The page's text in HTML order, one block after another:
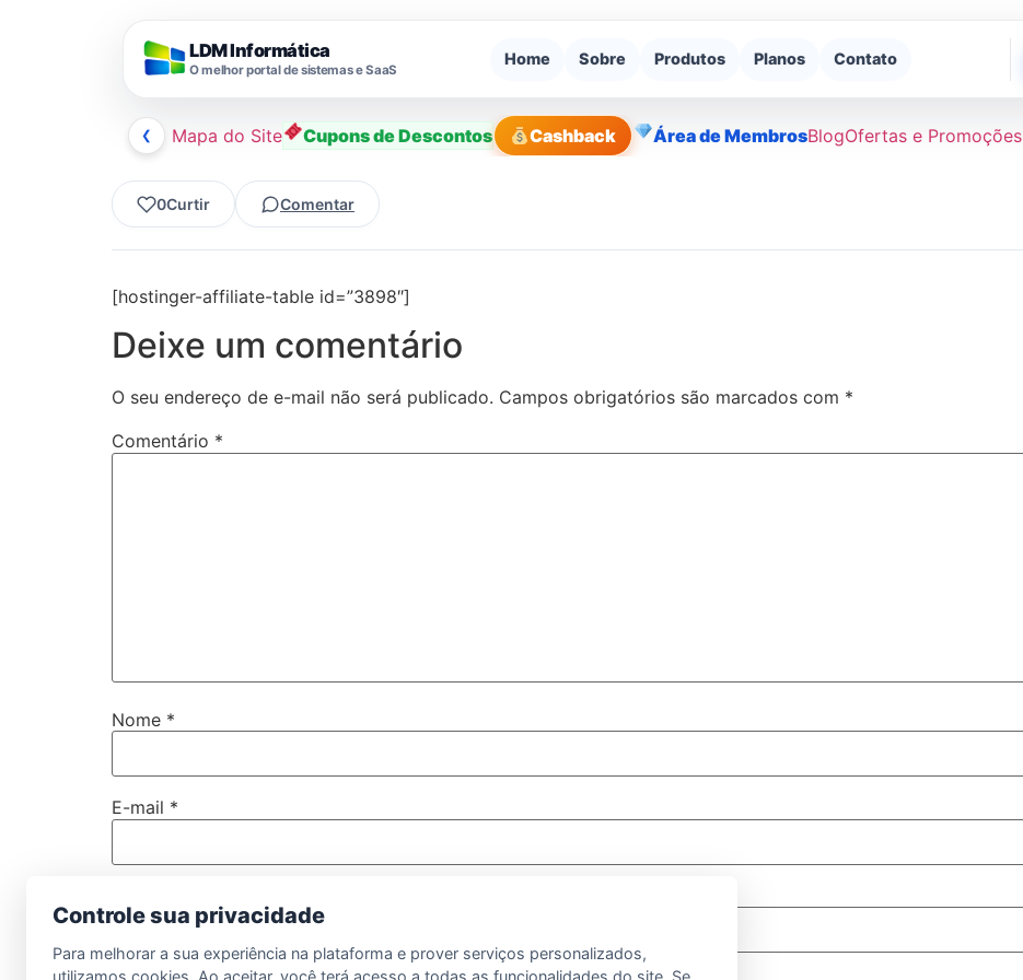
LDM Informática
O melhor portal de sistemas e SaaS
Home Sobre Produtos Planos Contato
❮ Mapa do Site Cupons de Descontos Cashback Área de MembrosBlogOfertas e Promoções
0Curtir Comentar
[hostinger-affiliate-table id=”3898″]
Deixe um comentário
O seu endereço de e-mail não será publicado. Campos obrigatórios são marcados com *
Comentário *
Nome *
E-mail *
Controle sua privacidade
Para melhorar a sua experiência na plataforma e prover serviços personalizados,
utilizamos cookies. Ao aceitar, você terá acesso a todas as funcionalidades do site. Se